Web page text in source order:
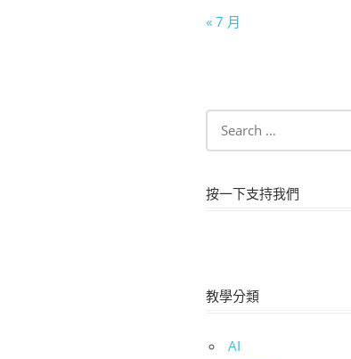
« 7 月
按一下支持我們
教學分類
AI